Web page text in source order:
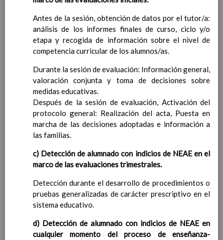
(FrancÃ©s)
Objetivos del Ã¡rea
revisiÃ³n
ContribuciÃ³n del Ã¡rea a
las competencias clave
ConcreciÃ³n curricular
para la etapa. Perfiles de
competencias
En revisiÃ³n
Valores y temas transversales a
desarrollar
metodolÃ³gicos
MetodologÃ­a especÃ­fica de
cada Ã¡rea a seguir
Lengua Castellana y
Lengua Extranjera:
InglÃ©s
Antes de la sesión, obtención de datos por el tutor/a:
análisis de los informes finales de curso, ciclo y/o
etapa y recogida de información sobre el nivel de
competencia curricular de los alumnos/as.
Durante la sesión de evaluación: Información general,
valoración conjunta y toma de decisiones sobre
medidas educativas.
Después de la sesión de evaluación, Activación del
protocolo general: Realización del acta, Puesta en
marcha de las decisiones adoptadas e información a
las familias.
c) Detección de alumnado con indicios de NEAE en el
marco de las evaluaciones trimestrales.
Detección durante el desarrollo de procedimientos o
pruebas generalizadas de carácter prescriptivo en el
sistema educativo.
d) Detección de alumnado con indicios de NEAE en
cualquier momento del proceso de enseñanza-